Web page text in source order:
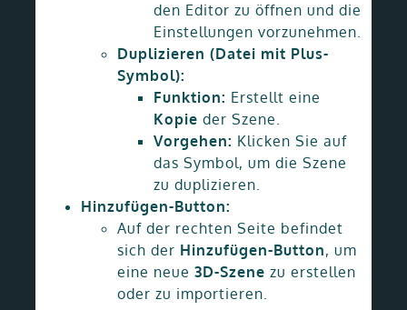
den Editor zu öffnen und die
Einstellungen vorzunehmen.
Duplizieren (Datei mit Plus-
Symbol):
Funktion: Erstellt eine
Kopie der Szene.
Vorgehen: Klicken Sie auf
das Symbol, um die Szene
zu duplizieren.
Hinzufügen-Button:
Auf der rechten Seite befindet
sich der Hinzufügen-Button, um
eine neue 3D-Szene zu erstellen
oder zu importieren.